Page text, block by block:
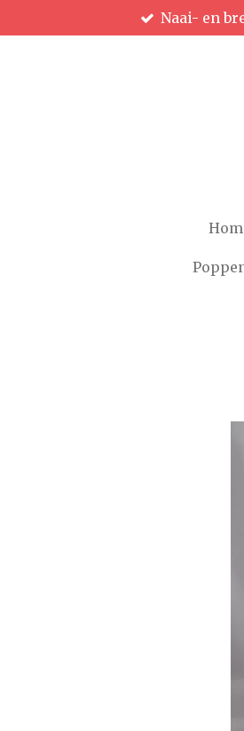
direct
Naai- en